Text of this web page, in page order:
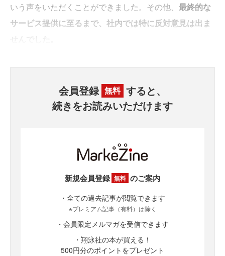
いう声をいただくことができました。その他、 最終的な
サービス提供に至るまで、社内では特に反対意見は出ま
会員登録 無料 すると、
続きをお読みいただけます
新規会員登録 無料 のご案内
・全ての過去記事が閲覧できます
※プレミアム記事（有料）は除く
・会員限定メルマガを受信できます
・翔泳社の本が買える！
500円分のポイントをプレゼント